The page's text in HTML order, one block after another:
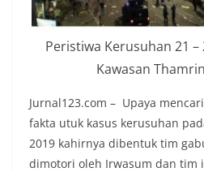
Peristiwa Kerusuhan 21 –
Kawasan Thamrin
Jurnal123.com – Upaya
fakta utuk kasus kerusuhan
2019 kahirnya dibentuk tim
dimotori oleh Irwasum dan tim